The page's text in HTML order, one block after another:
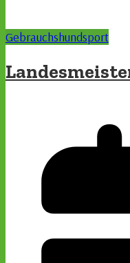
Gebrauchshundsport